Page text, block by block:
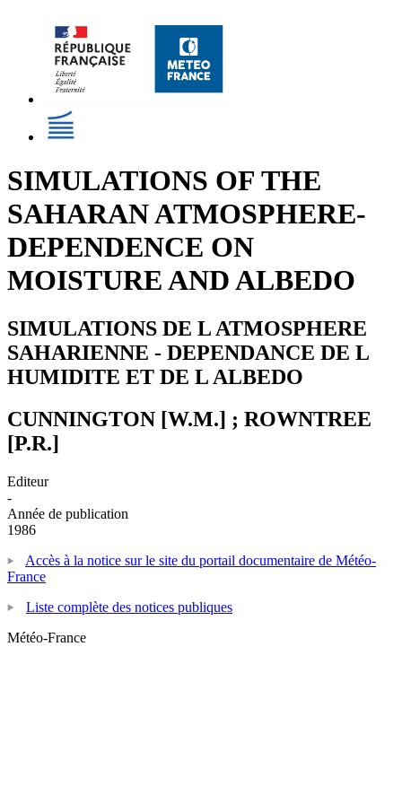
SIMULATIONS OF THE
SAHARAN ATMOSPHERE-
DEPENDENCE ON
MOISTURE AND ALBEDO
SIMULATIONS DE L ATMOSPHERE
SAHARIENNE - DEPENDANCE DE L
HUMIDITE ET DE L ALBEDO
CUNNINGTON [W.M.] ; ROWNTREE
[P.R.]
Editeur
-
Année de publication
1986
Accès à la notice sur le site du portail documentaire de Météo-
France
Liste complète des notices publiques
Météo-France